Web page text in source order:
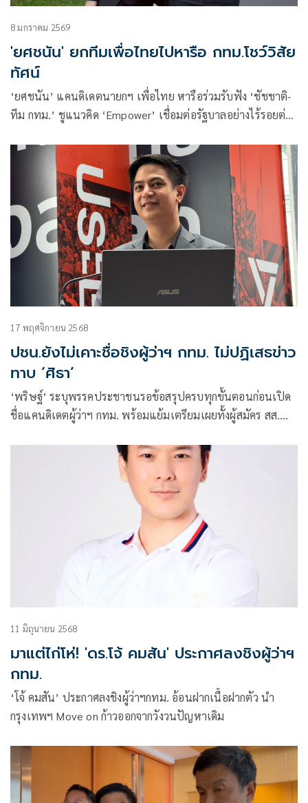
8 มกราคม 2569
'ยศชนัน' ยกทีมเพื่อไทยไปหารือ กทม.โชว์วิสัย
ทัศน์
‘ยศชนัน’ แคนดิเดตนายกฯ เพื่อไทย หารือร่วมรับฟัง ‘ชัชชาติ-
ทีม กทม.’ ชูแนวคิด ‘Empower’ เชื่อมต่อรัฐบาลอย่างไร้รอยต่อ
17 พฤศจิกายน 2568
ปชน.ยังไม่เคาะชื่อชิงผู้ว่าฯ กทม. ไม่ปฏิเสธข่าว
ทาบ ‘ศิธา’
‘พริษฐ์’ ระบุพรรคประชาชนรอข้อสรุปครบทุกขั้นตอนก่อนเปิด
ชื่อแคนดิเดตผู้ว่าฯ กทม. พร้อมแย้มเตรียมเผยทั้งผู้สมัคร สส.
11 มิถุนายน 2568
มาแต่ไก่โห่! 'ดร.โจ้ คมสัน' ประกาศลงชิงผู้ว่าฯ
กทม.
‘โจ้ คมสัน’ ประกาศลงชิงผู้ว่าฯกทม. อ้อนฝากเนื้อฝากตัว นำ
กรุงเทพฯ Move on ก้าวออกจากวังวนปัญหาเดิม